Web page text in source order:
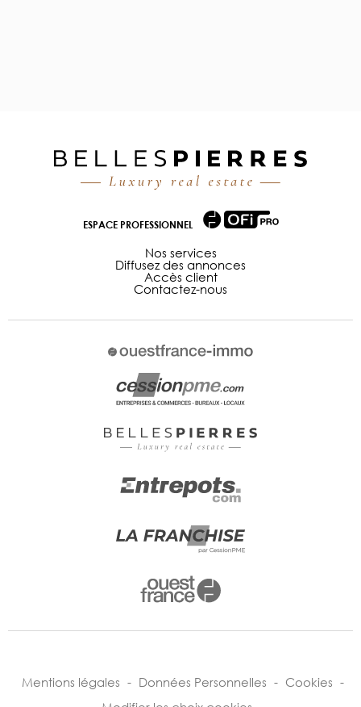
ESPACE PROFESSIONNEL
Nos services
Diffusez des annonces
Accès client
Contactez-nous
Mentions légales - Données Personnelles - Cookies -